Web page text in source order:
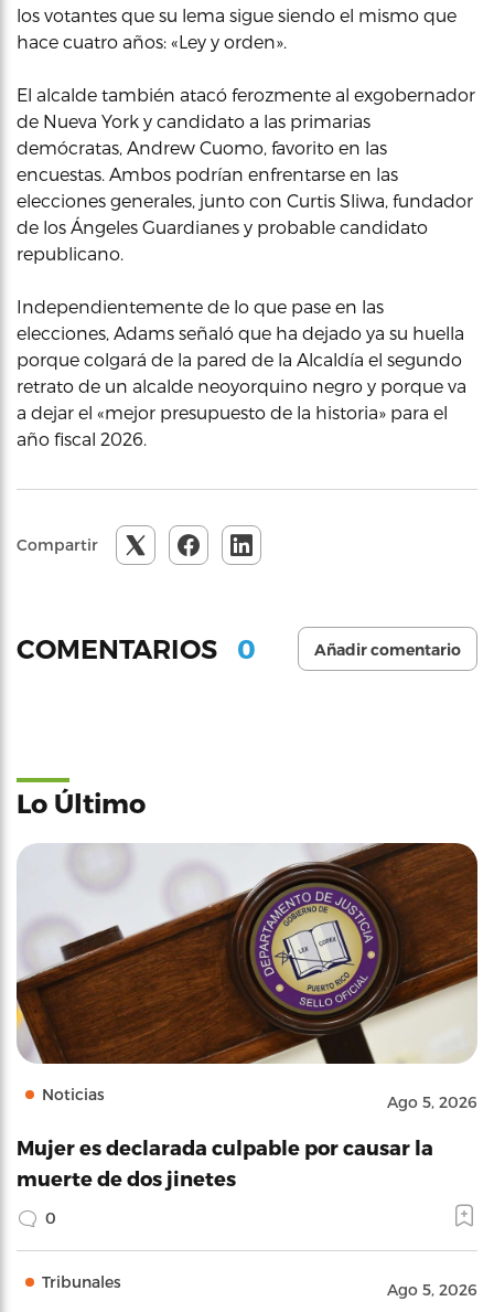
los votantes que su lema sigue siendo el mismo que
hace cuatro años: «Ley y orden».
El alcalde también atacó ferozmente al exgobernador
de Nueva York y candidato a las primarias
demócratas, Andrew Cuomo, favorito en las
encuestas. Ambos podrían enfrentarse en las
elecciones generales, junto con Curtis Sliwa, fundador
de los Ángeles Guardianes y probable candidato
republicano.
Independientemente de lo que pase en las
elecciones, Adams señaló que ha dejado ya su huella
porque colgará de la pared de la Alcaldía el segundo
retrato de un alcalde neoyorquino negro y porque va
a dejar el «mejor presupuesto de la historia» para el
año fiscal 2026.
Compartir
COMENTARIOS 0 Añadir comentario
Lo Último
Noticias Ago 5, 2026
Mujer es declarada culpable por causar la
muerte de dos jinetes
0
Tribunales Ago 5, 2026